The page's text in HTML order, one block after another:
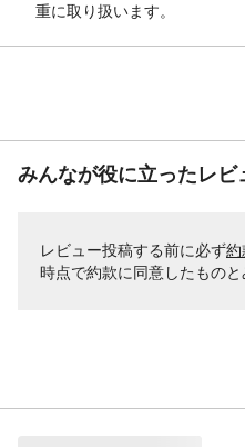
重に取り扱います。
みんなが役に立ったレビ
レビュー投稿する前に必ず約
時点で約款に同意したものと